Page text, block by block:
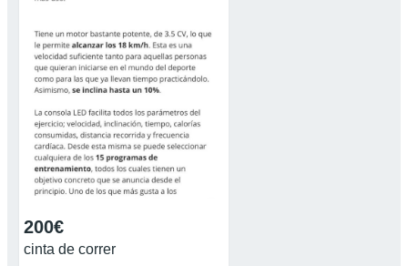
200€
cinta de correr